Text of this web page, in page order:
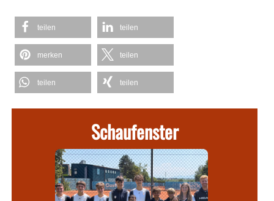
teilen teilen
merken teilen
teilen teilen
Schaufenster